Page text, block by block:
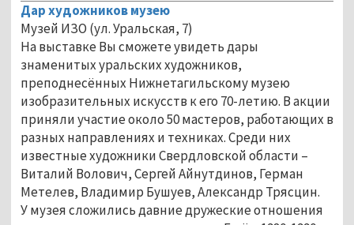
Дар художников музею
Музей ИЗО (ул. Уральская, 7)
На выставке Вы сможете увидеть дары
знаменитых уральских художников,
преподнесённых Нижнетагильскому музею
изобразительных искусств к его 70-летию. В акции
приняли участие около 50 мастеров, работающих в
разных направлениях и техниках. Среди них
известные художники Свердловской области –
Виталий Волович, Сергей Айнутдинов, Герман
Метелев, Владимир Бушуев, Александр Трясцин.
У музея сложились давние дружеские отношения